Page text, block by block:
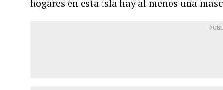
hogares en esta isla hay al menos una